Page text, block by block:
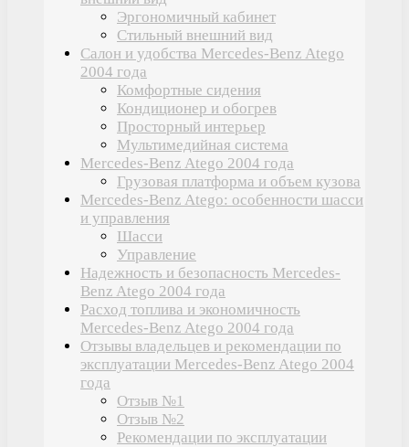
Эргономичный кабинет
Стильный внешний вид
Салон и удобства Mercedes-Benz Atego
2004 года
Комфортные сидения
Кондиционер и обогрев
Просторный интерьер
Мультимедийная система
Mercedes-Benz Atego 2004 года
Грузовая платформа и объем кузова
Mercedes-Benz Atego: особенности шасси
и управления
Шасси
Управление
Надежность и безопасность Mercedes-
Benz Atego 2004 года
Расход топлива и экономичность
Mercedes-Benz Atego 2004 года
Отзывы владельцев и рекомендации по
эксплуатации Mercedes-Benz Atego 2004
года
Отзыв №1
Отзыв №2
Рекомендации по эксплуатации